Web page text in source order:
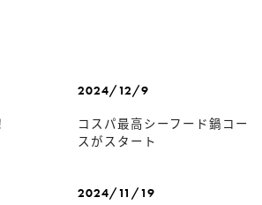
2024/12/9
コスパ最高シーフード鍋コー
スがスタート
2024/11/19